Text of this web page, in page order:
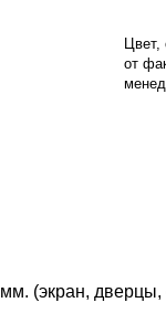
Цвет,
от
(экран, дверцы,